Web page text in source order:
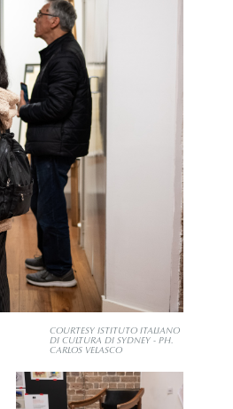
COURTESY ISTITUTO ITALIANO
DI CULTURA DI SYDNEY - PH.
CARLOS VELASCO